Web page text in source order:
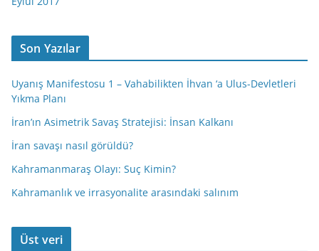
Son Yazılar
Uyanış Manifestosu 1 – Vahabilikten İhvan ‘a Ulus-Devletleri
Yıkma Planı
İran’ın Asimetrik Savaş Stratejisi: İnsan Kalkanı
İran savaşı nasıl görüldü?
Kahramanmaraş Olayı: Suç Kimin?
Kahramanlık ve irrasyonalite arasındaki salınım
Üst veri